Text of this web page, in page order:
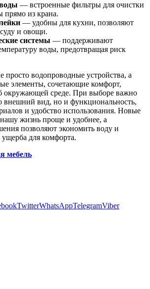
— встроенные фильтры для очистки
прямо из крана.
— удобны для кухни, позволяют
и овощи.
системы — поддерживают
воды, предотвращая риск
водопроводные устройства, а
элементы, сочетающие комфорт,
окружающей среде. При выборе важно
внешний вид, но и функциональность,
и удобство использования. Новые
жизнь проще и удобнее, а
позволяют экономить воду и
ущерба для комфорта.
мебель
TwitterWhatsAppTelegramViber